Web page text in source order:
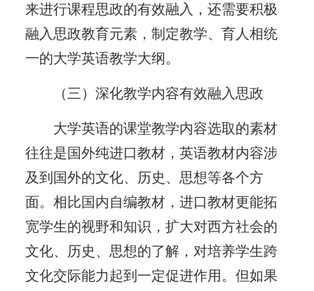
来进行课程思政的有效融入，还需要积极
融入思政教育元素，制定教学、育人相统
一的大学英语教学大纲。
（三）深化教学内容有效融入思政
大学英语的课堂教学内容选取的素材
往往是国外纯进口教材，英语教材内容涉
及到国外的文化、历史、思想等各个方
面。相比国内自编教材，进口教材更能拓
宽学生的视野和知识，扩大对西方社会的
文化、历史、思想的了解，对培养学生跨
文化交际能力起到一定促进作用。但如果